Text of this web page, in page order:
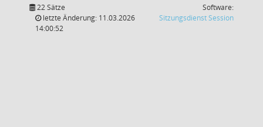
22 Sätze
letzte Änderung: 11.03.2026
14:00:52
Software:
SitzungsdienstSession(Wird in